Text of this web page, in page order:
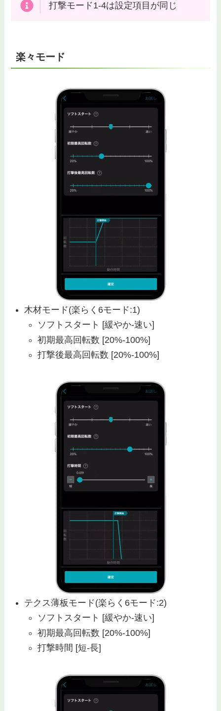
打撃モード1-4は設定項目が同じ
楽々モード
木材モード(楽らく6モード:1)
ソフトスタート [緩やか-速い]
初期最高回転数 [20%-100%]
打撃後最高回転数 [20%-100%]
テクス薄板モード(楽らく6モード:2)
ソフトスタート [緩やか-速い]
初期最高回転数 [20%-100%]
打撃時間 [短-長]